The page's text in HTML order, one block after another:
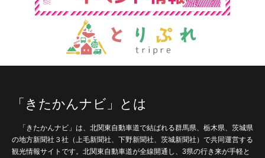
「きたかんナビ」とは
「きたかんナビ」は、北関東自動車道で結ばれる群馬県、栃木県、茨城県
の地方新聞社３社（上毛新聞社、下野新聞社、茨城新聞社）で共同運営する
観光情報サイトです。北関東自動車道が全線開通し、3県の行き来が手軽と